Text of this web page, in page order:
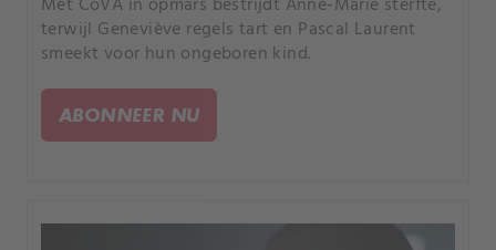
terwijl Geneviève regels tart en Pascal Laurent
smeekt voor hun ongeboren kind.
ABONNEER NU